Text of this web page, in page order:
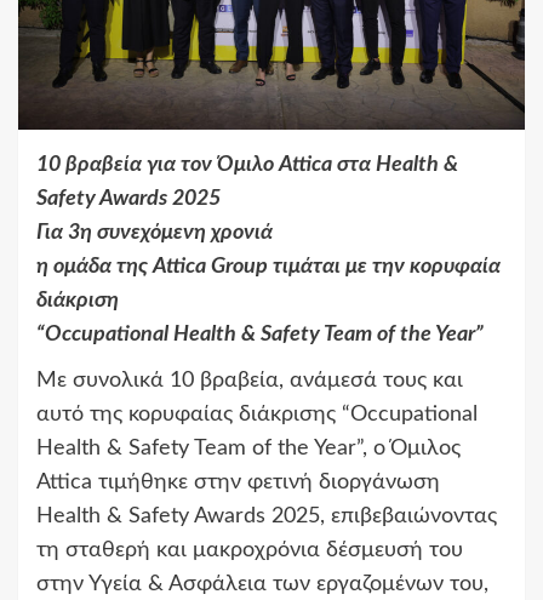
10 βραβεία για τον Όμιλο Attica στα Health &
Safety Awards 2025
Για 3η συνεχόμενη χρονιά
η ομάδα της Attica Group τιμάται με την κορυφαία
διάκριση
“Occupational Health & Safety Team of the Year”
Με συνολικά 10 βραβεία, ανάμεσά τους και
αυτό της κορυφαίας διάκρισης “Occupational
Health & Safety Team of the Year”, ο Όμιλος
Attica τιμήθηκε στην φετινή διοργάνωση
Health & Safety Awards 2025, επιβεβαιώνοντας
τη σταθερή και μακροχρόνια δέσμευσή του
στην Υγεία & Ασφάλεια των εργαζομένων του,